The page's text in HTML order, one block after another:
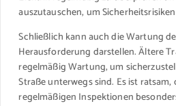
auszutauschen, um
Schließlich kann auch die Wartung
Herausforderung darstellen. Ältere
regelmäßig Wartung, um
Straße unterwegs sind. Es ist ratsam,
regelmäßigen Inspektionen